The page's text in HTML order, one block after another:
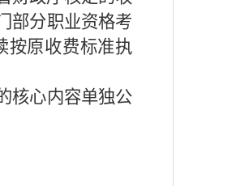
部分职业资格考
按原收费标准执
核心内容单独公